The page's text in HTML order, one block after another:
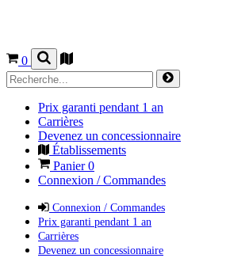
0
Prix garanti pendant 1 an
Carrières
Devenez un concessionnaire
Établissements
Panier0
Connexion / Commandes
Connexion / Commandes
Prix garanti pendant 1 an
Carrières
Devenez un concessionnaire